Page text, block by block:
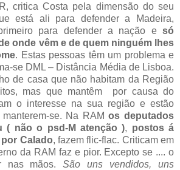
critica Costa pela dimensão do seu
está ali para defender a Madeira,
para defender a nação e só
onde vêm e de quem ninguém lhes
. Estas pessoas têm um problema e
se DML – Distância Média de Lisboa.
de casa que não habitam da Região
mas que mantêm por causa do
o interesse na sua região e estão
se. Na RAM os deputados
( não o psd-M atenção ), postos á
Calado, fazem flic-flac. Criticam em
da RAM faz e pior. Excepto se .... o
nas mãos.São uns vendidos, uns